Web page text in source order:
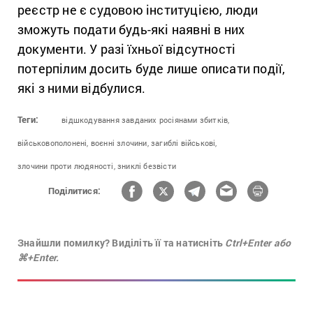
реєстр не є судовою інституцією, люди
зможуть подати будь-які наявні в них
документи. У разі їхньої відсутності
потерпілим досить буде лише описати події,
які з ними відбулися.
Теги: відшкодування завданих росіянами збитків,
військовополонені, воєнні злочини, загиблі військові,
злочини проти людяності, зниклі безвісти
Поділитися:
Знайшли помилку? Виділіть її та натисніть Ctrl+Enter або
⌘+Enter.